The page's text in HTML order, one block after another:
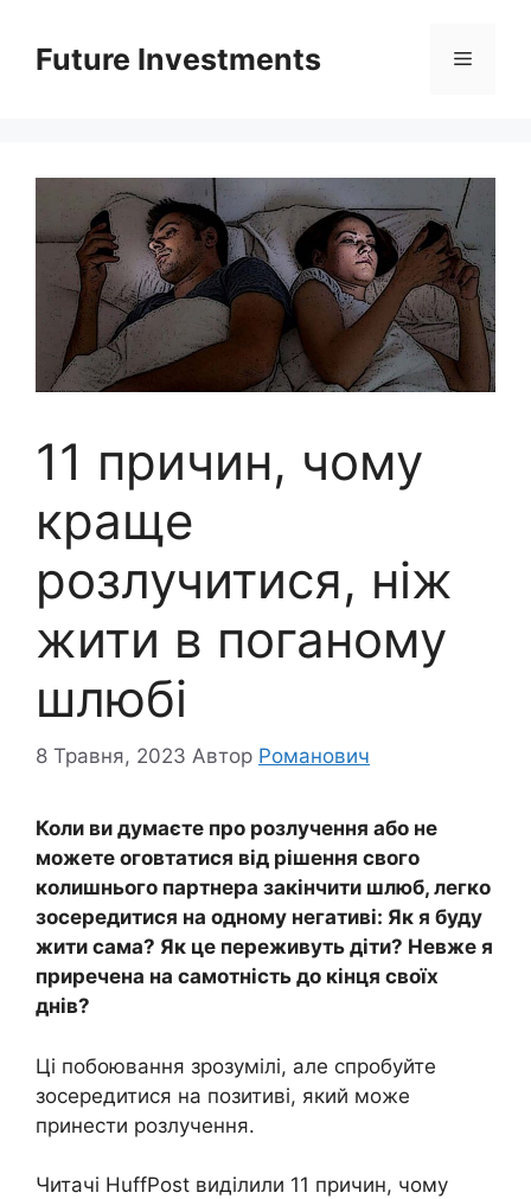
вмістуFuture Investments Меню
11 причин, чому
краще
розлучитися, ніж
жити в поганому
шлюбі
8 Травня, 2023 Автор Романович
Коли ви думаєте про розлучення або не
можете оговтатися від рішення свого
колишнього партнера закінчити шлюб, легко
зосередитися на одному негативі: Як я буду
жити сама? Як це переживуть діти? Невже я
приречена на самотність до кінця своїх
днів?
Ці побоювання зрозумілі, але спробуйте
зосередитися на позитиві, який може
принести розлучення.
Читачі HuffPost виділили 11 причин, чому